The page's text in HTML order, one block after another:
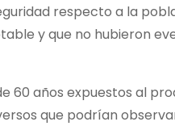
respecto a la
y que no hubieron
años expuestos al
que podrían